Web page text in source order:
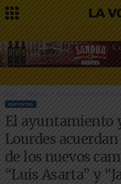
Inicio El ayuntamiento y el C.D.
DEPORTES
El ayuntamiento
Lourdes
de los nuevos
“Luis Asarta” y